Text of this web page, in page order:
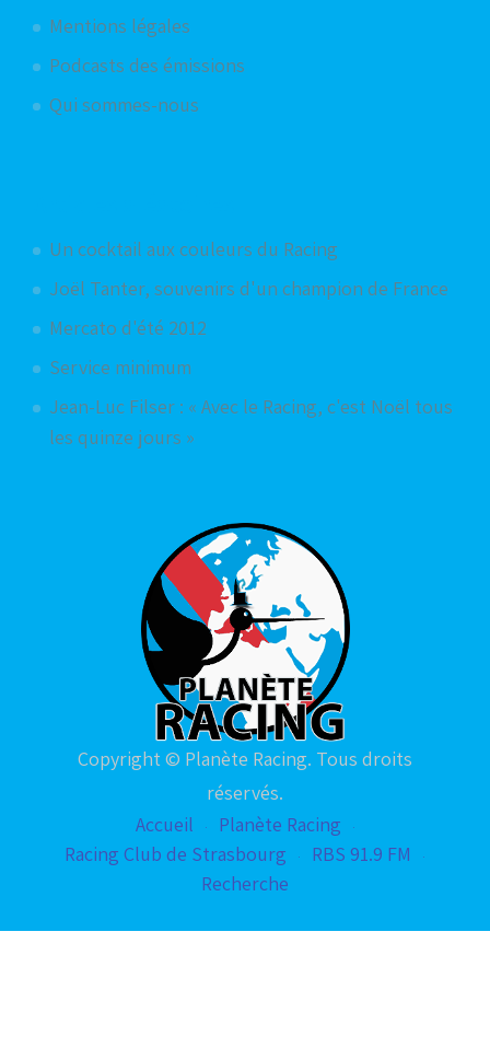
Mentions légales
Podcasts des émissions
Qui sommes-nous
Un cocktail aux couleurs du Racing
Joël Tanter, souvenirs d'un champion de France
Mercato d'été 2012
Service minimum
Jean-Luc Filser : « Avec le Racing, c'est Noël tous
les quinze jours »
Copyright © Planète Racing. Tous droits
réservés.
Accueil
Planète Racing
Racing Club de Strasbourg
RBS 91.9 FM
Recherche